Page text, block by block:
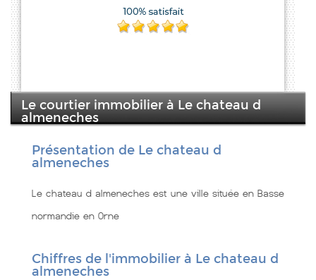
Le courtier immobilier à Le chateau d
almeneches
Présentation de Le chateau d
almeneches
Le chateau d almeneches est une ville située en Basse
normandie en Orne
Chiffres de l'immobilier à Le chateau d
almeneches